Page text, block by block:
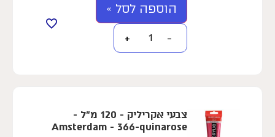
הוספה לסל »
−
+
צבעי אקריליק - 120 מ"ל -
Amsterdam - 366-quinarose